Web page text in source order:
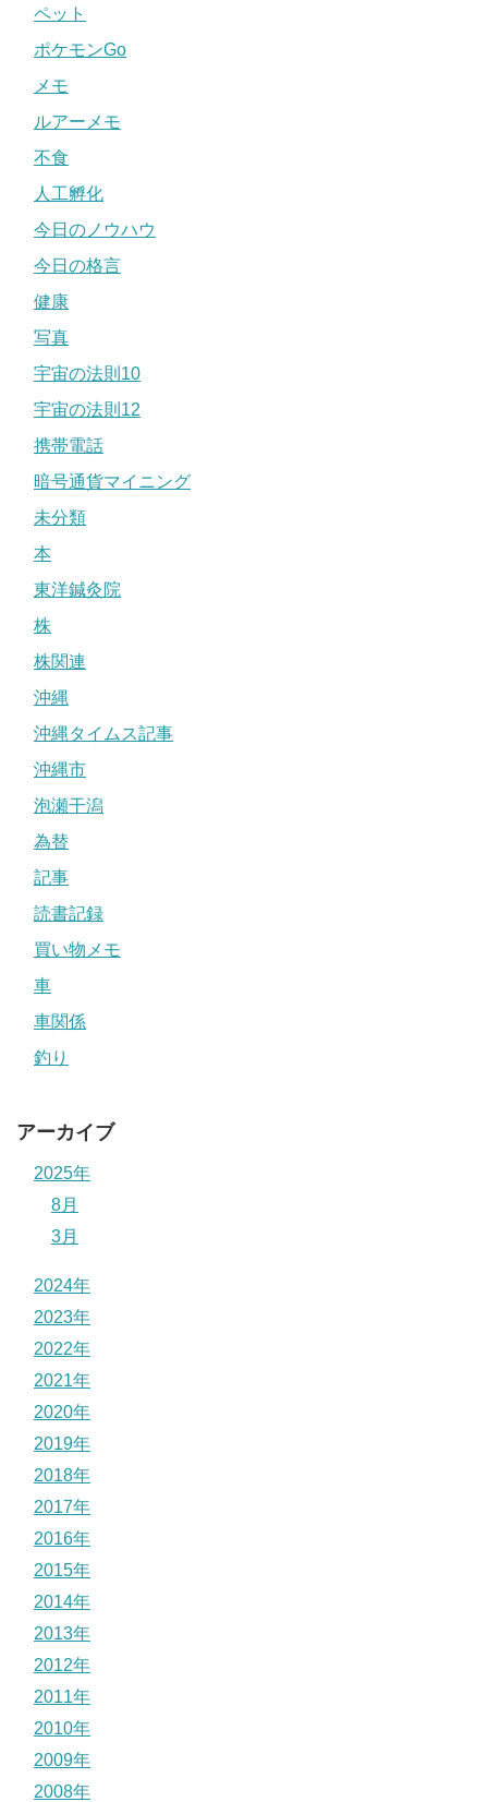
ペット
ポケモンGo
メモ
ルアーメモ
不食
人工孵化
今日のノウハウ
今日の格言
健康
写真
宇宙の法則10
宇宙の法則12
携帯電話
暗号通貨マイニング
未分類
本
東洋鍼灸院
株
株関連
沖縄
沖縄タイムス記事
沖縄市
泡瀬干潟
為替
記事
読書記録
買い物メモ
車
車関係
釣り
アーカイブ
2025年
8月
3月
2024年
2023年
2022年
2021年
2020年
2019年
2018年
2017年
2016年
2015年
2014年
2013年
2012年
2011年
2010年
2009年
2008年